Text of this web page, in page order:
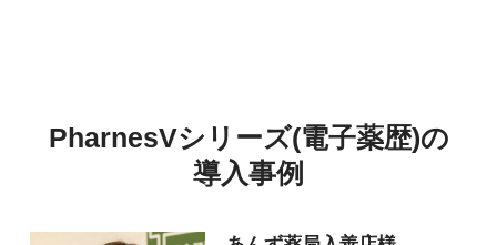
PharnesVシリーズ(電子薬歴)の
導入事例